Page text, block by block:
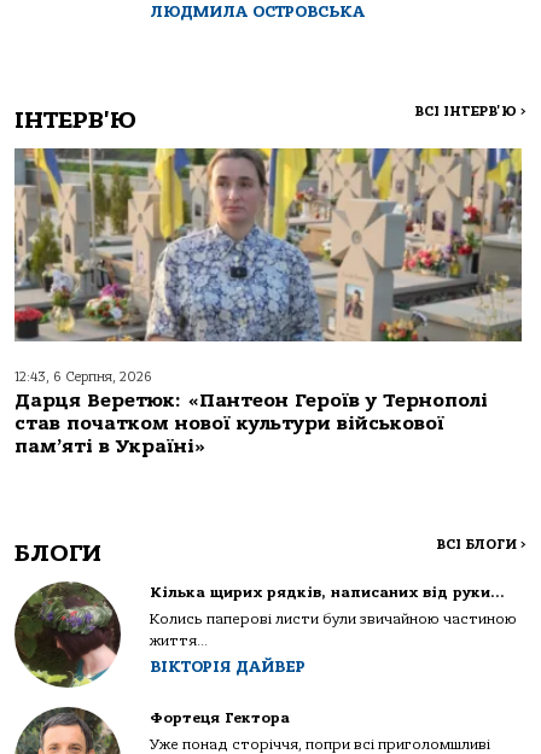
ЛЮДМИЛА ОСТРОВСЬКА
ІНТЕРВ'Ю ВСІ ІНТЕРВ'Ю >
12:43, 6 Серпня, 2026
Дарця Веретюк: «Пантеон Героїв у Тернополі
став початком нової культури військової
пам’яті в Україні»
БЛОГИ ВСІ БЛОГИ >
Кілька щирих рядків, написаних від руки…
Колись паперові листи були звичайною частиною
життя...
ВІКТОРІЯ ДАЙВЕР
Фортеця Гектора
Уже понад сторіччя, попри всі приголомшливі